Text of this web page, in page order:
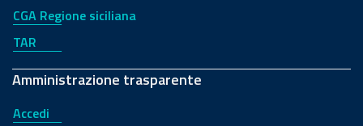
CGA Regione siciliana
TAR
Amministrazione trasparente
Accedi